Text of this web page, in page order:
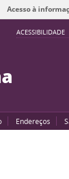
ACESSIBILIDADE
Acesso à
Endereços